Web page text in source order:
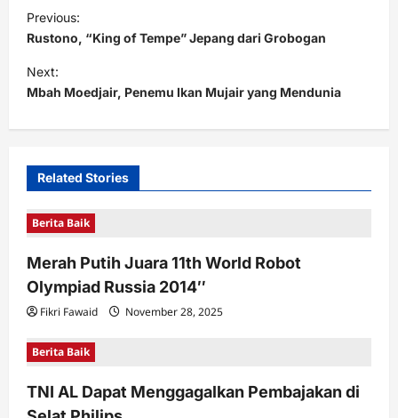
o
s
t
v
g
a
t
i
o
n
Previous:
Rustono, “King of Tempe” Jepang dari Grobogan
Next:
Mbah Moedjair, Penemu Ikan Mujair yang Mendunia
Related Stories
Berita Baik
Merah Putih Juara 11th World Robot
Olympiad Russia 2014″
Fikri Fawaid November 28, 2025
Berita Baik
TNI AL Dapat Menggagalkan Pembajakan di